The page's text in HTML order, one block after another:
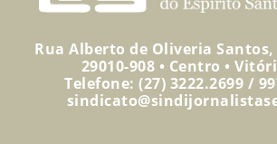
Rua Alberto de Oliveria Santos,
29010-908 • Centro •
Telefone: (27) 3222.2699 /